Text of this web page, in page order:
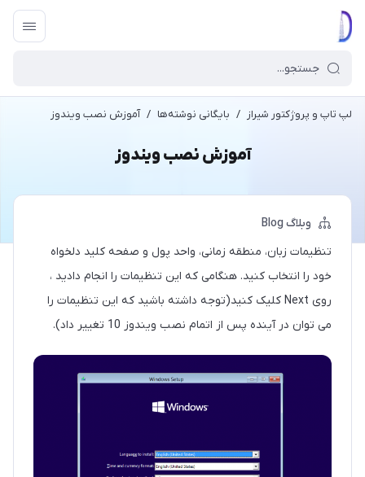
لپ تاپ و پروژکتور شیراز / بایگانی نوشته‌ها / آموزش نصب ویندوز
آموزش نصب ویندوز
وبلاگ Blog
تنظیمات زبان، منطقه زمانی، واحد پول و صفحه کلید دلخواه
خود را انتخاب کنید. هنگامی که این تنظیمات را انجام دادید ،
روی Next کلیک کنید(توجه داشته باشید که این تنظیمات را
می توان در آینده پس از اتمام نصب ویندوز 10 تغییر داد).